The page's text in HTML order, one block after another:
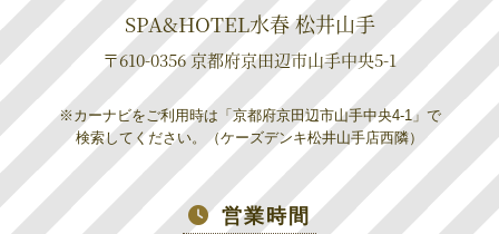
SPA&HOTEL水春 松井山手
〒610-0356 京都府京田辺市山手中央5-1
※カーナビをご利用時は「京都府京田辺市山手中央4-1」で
検索してください。（ケーズデンキ松井山手店西隣）
営業時間